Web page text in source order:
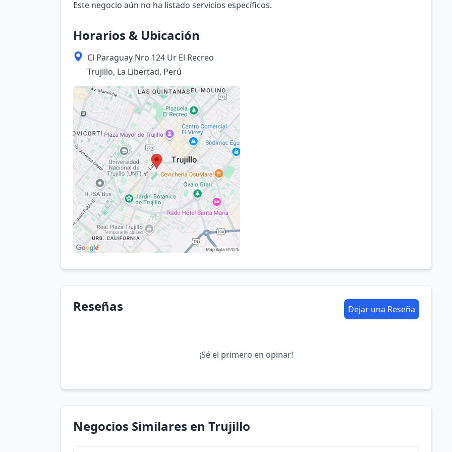
Este negocio aún no ha listado servicios específicos.
Horarios & Ubicación
Cl Paraguay Nro 124 Ur El Recreo
Trujillo, La Libertad, Perú
Reseñas Dejar una Reseña
¡Sé el primero en opinar!
Negocios Similares en Trujillo